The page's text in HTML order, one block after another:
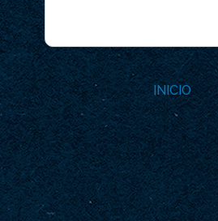
INICIO